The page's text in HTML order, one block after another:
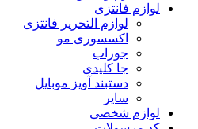
لوازم فانتزی
لوازم التحریر فانتزی
اکسسوری مو
جوراب
جا کلیدی
دستبند آویز موبایل
سایر
لوازم شخصی